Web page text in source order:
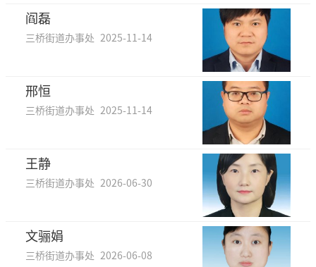
阎磊
三桥街道办事处 2025-11-14
邢恒
三桥街道办事处 2025-11-14
王静
三桥街道办事处 2026-06-30
文骊娟
三桥街道办事处 2026-06-08